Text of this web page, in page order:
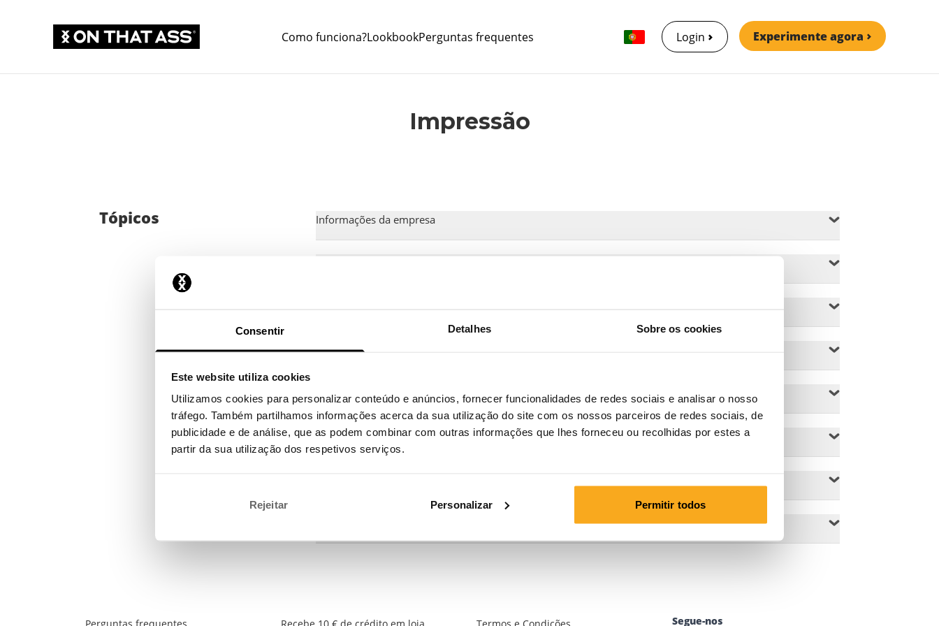
Consentir Detalhes Sobre os cookies
Este website utiliza cookies
Utilizamos cookies para personalizar conteúdo e anúncios, fornecer funcionalidades de redes sociais e analisar o nosso
tráfego. Também partilhamos informações acerca da sua utilização do site com os nossos parceiros de redes sociais, de
publicidade e de análise, que as podem combinar com outras informações que lhes forneceu ou recolhidas por estes a
partir da sua utilização dos respetivos serviços.
Rejeitar Personalizar Permitir todos
Como funciona?LookbookPerguntas frequentes Login Experimente agora
Impressão
Tópicos Informações da empresa
E-mail
Diretor-geral
Registro comercial
Segue-nos